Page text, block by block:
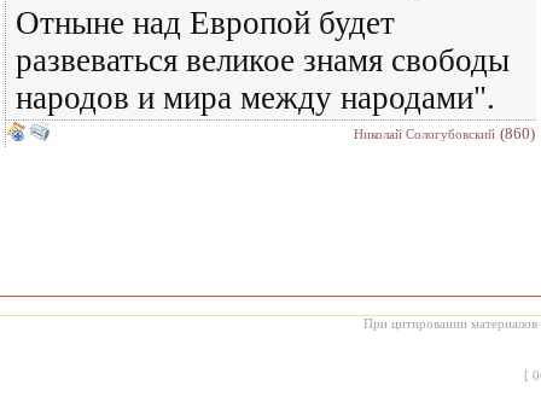
Отныне над Европой будет
развеваться великое знамя свободы
народов и мира между народами".
Николай Сологубовский (860)
При цитировании материалов
[